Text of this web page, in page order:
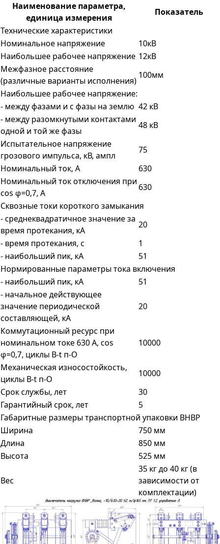
Наименование параметра,
единица измерения
Показатель
Технические характеристики
Номинальное напряжение
10кВ
Наибольшее рабочее напряжение 12кВ
Межфазное расстояние
(различные варианты исполнения)
100мм
Наибольшее рабочее напряжение:
- между фазами и с фазы на землю 42 кВ
- между разомкнутыми контактами
одной и той же фазы
48 кВ
Испытательное напряжение
грозового импульса, кВ, ампл
75
Номинальный ток, А
630
Номинальный ток отключения при
cos φ=0,7, A
630
Сквозные токи короткого замыкания
- среднеквадратичное значение за
время протекания, кА
20
- время протекания, с
1
- наибольший пик, кА
51
Нормированные параметры тока включения
- наибольший пик, кА
51
- начальное действующее
значение периодической
составляющей, кА
20
Коммутационный ресурс при
номинальном токе 630 А, cos
φ=0,7, циклы В-t п-О
10000
Механическая износостойкость,
циклы В-t п-О
10000
Срок службы, лет
30
Гарантийный срок, лет
5
Габаритные размеры транспортной упаковки ВНВР
Ширина
750 мм
Длина
850 мм
Высота
525 мм
Вес
35 кг до 40 кг (в
зависимости от
комплектации)